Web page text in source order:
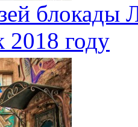
блокады
2018 году